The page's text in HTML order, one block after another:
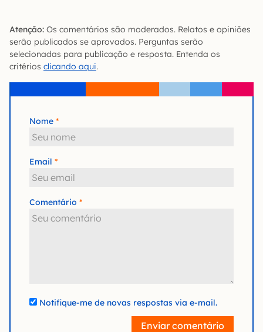
Atenção: Os comentários são moderados. Relatos e opiniões
serão publicados se aprovados. Perguntas serão
selecionadas para publicação e resposta. Entenda os
critérios clicando aqui.
Nome
Email
Comentário
Notifique-me de novas respostas via e-mail.
Enviar comentário